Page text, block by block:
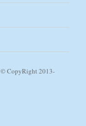
© CopyRight 2013-